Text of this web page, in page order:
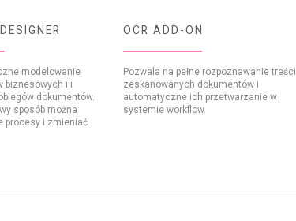
modelowanie
biznesowych i i
dokumentów.
sposób można
procesy i zmieniać
OCR ADD-ON
Pozwala na pełne rozpoznawanie treści
zeskanowanych dokumentów i
automatyczne ich przetwarzanie w
systemie workflow.